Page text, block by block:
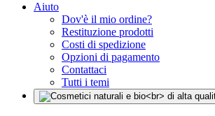
Aiuto
Dov'è il mio ordine?
Restituzione prodotti
Costi di spedizione
Opzioni di pagamento
Contattaci
Tutti i temi